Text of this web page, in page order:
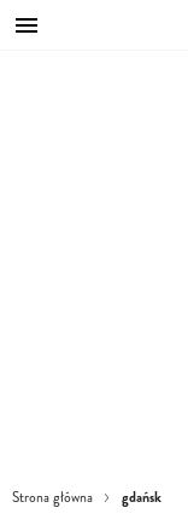
Strona główna gdańsk